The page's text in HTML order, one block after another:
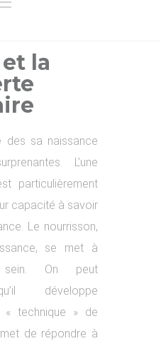
la
des sa naissance
L’une
particulièrement
capacité à savoir
Le nourrisson,
se met à
On peut
développe
« technique » de
de répondre à